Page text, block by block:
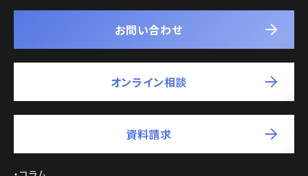
お問い合わせ
オンライン相談
資料請求